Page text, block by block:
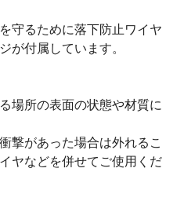
守るために落下防止ワイヤ
が付属しています。
場所の表面の状態や材質に
撃があった場合は外れるこ
ヤなどを併せてご使用くだ